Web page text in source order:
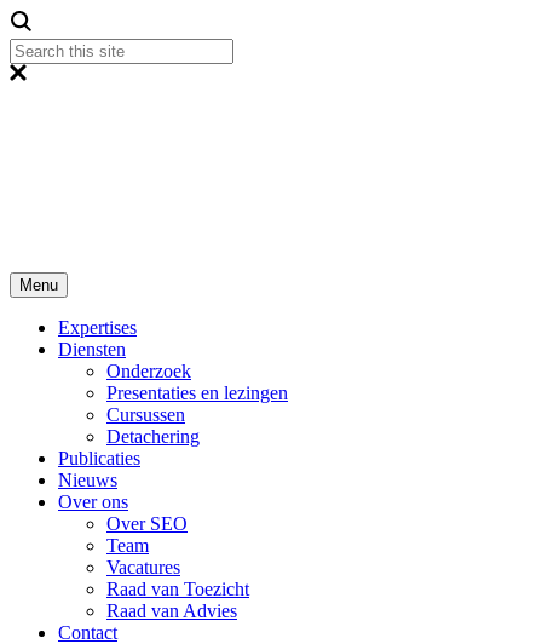
Menu
Expertises
Diensten
Onderzoek
Presentaties en lezingen
Cursussen
Detachering
Publicaties
Nieuws
Over ons
Over SEO
Team
Vacatures
Raad van Toezicht
Raad van Advies
Contact